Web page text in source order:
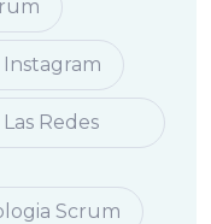
Instagram
Redes
Scrum